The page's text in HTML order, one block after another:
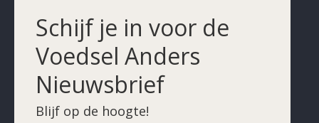
Schijf je in voor de
Voedsel Anders
Nieuwsbrief
Blijf op de hoogte!